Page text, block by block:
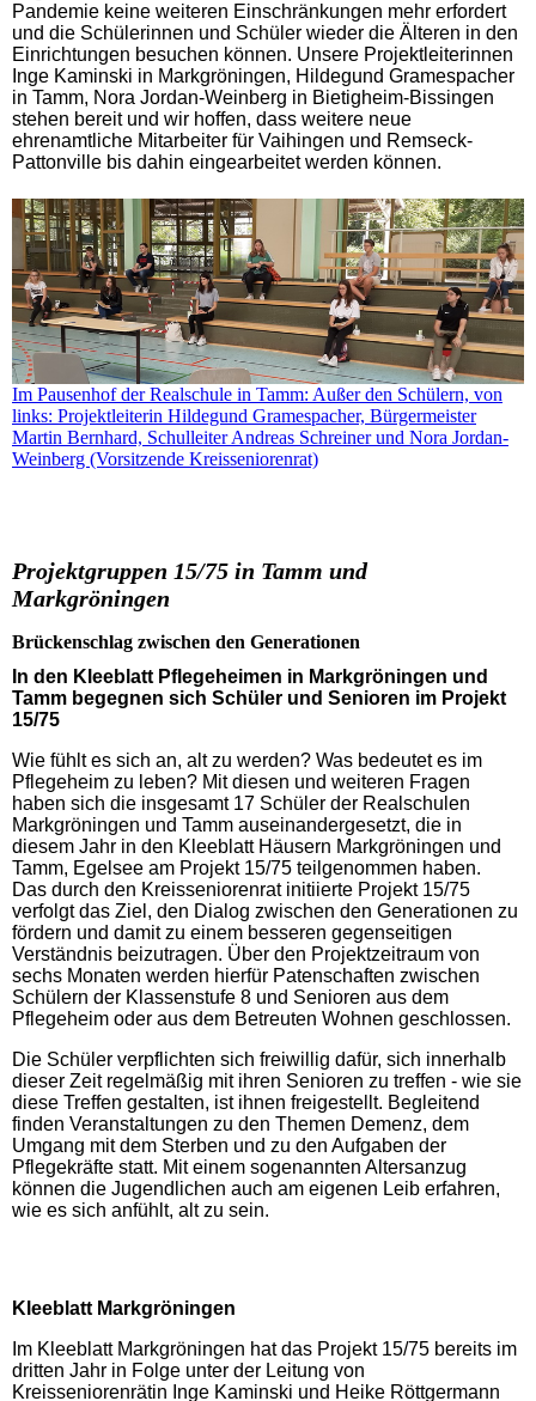
Pandemie keine weiteren Einschränkungen mehr erfordert
und die Schülerinnen und Schüler wieder die Älteren in den
Einrichtungen besuchen können. Unsere Projektleiterinnen
Inge Kaminski in Markgröningen, Hildegund Gramespacher
in Tamm, Nora Jordan-Weinberg in Bietigheim-Bissingen
stehen bereit und wir hoffen, dass weitere neue
ehrenamtliche Mitarbeiter für Vaihingen und Remseck-
Pattonville bis dahin eingearbeitet werden können.
Im Pausenhof der Realschule in Tamm: Außer den Schülern, von
links: Projektleiterin Hildegund Gramespacher, Bürgermeister
Martin Bernhard, Schulleiter Andreas Schreiner und Nora Jordan-
Weinberg (Vorsitzende Kreisseniorenrat)
Projektgruppen 15/75 in Tamm und
Markgröningen
Brückenschlag zwischen den Generationen
In den Kleeblatt Pflegeheimen in Markgröningen und
Tamm begegnen sich Schüler und Senioren im Projekt
15/75
Wie fühlt es sich an, alt zu werden? Was bedeutet es im
Pflegeheim zu leben? Mit diesen und weiteren Fragen
haben sich die insgesamt 17 Schüler der Realschulen
Markgröningen und Tamm auseinandergesetzt, die in
diesem Jahr in den Kleeblatt Häusern Markgröningen und
Tamm, Egelsee am Projekt 15/75 teilgenommen haben.
Das durch den Kreisseniorenrat initiierte Projekt 15/75
verfolgt das Ziel, den Dialog zwischen den Generationen zu
fördern und damit zu einem besseren gegenseitigen
Verständnis beizutragen. Über den Projektzeitraum von
sechs Monaten werden hierfür Patenschaften zwischen
Schülern der Klassenstufe 8 und Senioren aus dem
Pflegeheim oder aus dem Betreuten Wohnen geschlossen.
Die Schüler verpflichten sich freiwillig dafür, sich innerhalb
dieser Zeit regelmäßig mit ihren Senioren zu treffen - wie sie
diese Treffen gestalten, ist ihnen freigestellt. Begleitend
finden Veranstaltungen zu den Themen Demenz, dem
Umgang mit dem Sterben und zu den Aufgaben der
Pflegekräfte statt. Mit einem sogenannten Altersanzug
können die Jugendlichen auch am eigenen Leib erfahren,
wie es sich anfühlt, alt zu sein.
Kleeblatt Markgröningen
Im Kleeblatt Markgröningen hat das Projekt 15/75 bereits im
dritten Jahr in Folge unter der Leitung von
Kreisseniorenrätin Inge Kaminski und Heike Röttgermann